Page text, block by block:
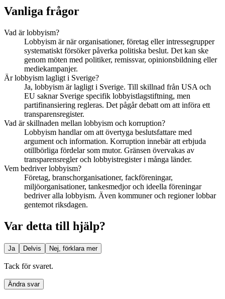
Vanliga frågor
Vad är lobbyism?
Lobbyism är när organisationer, företag eller intressegrupper
systematiskt försöker påverka politiska beslut. Det kan ske
genom möten med politiker, remissvar, opinionsbildning eller
mediekampanjer.
Är lobbyism lagligt i Sverige?
Ja, lobbyism är lagligt i Sverige. Till skillnad från USA och
EU saknar Sverige specifik lobbyistlagstiftning, men
partifinansiering regleras. Det pågår debatt om att införa ett
transparensregister.
Vad är skillnaden mellan lobbyism och korruption?
Lobbyism handlar om att övertyga beslutsfattare med
argument och information. Korruption innebär att erbjuda
otillbörliga fördelar som mutor. Gränsen övervakas av
transparensregler och lobbyistregister i många länder.
Vem bedriver lobbyism?
Företag, branschorganisationer, fackföreningar,
miljöorganisationer, tankesmedjor och ideella föreningar
bedriver alla lobbyism. Även kommuner och regioner lobbar
gentemot riksdagen.
Var detta till hjälp?
Ja Delvis Nej, förklara mer
Tack för svaret.
Ändra svar